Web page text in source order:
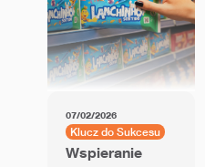
07/02/2026
Klucz do Sukcesu
Wspieranie